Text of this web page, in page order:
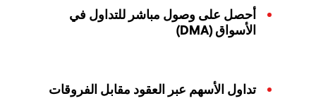
أحصل على وصول مباشر للتداول في
الأسواق (DMA)
تداول الأسهم عبر العقود مقابل الفروقات